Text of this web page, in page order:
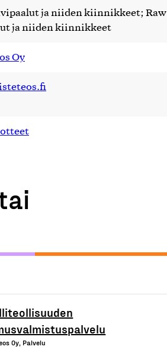
ja niiden kiinnikkeet; Raw
ja niiden kiinnikkeet
Oy
Oy, Palvelu